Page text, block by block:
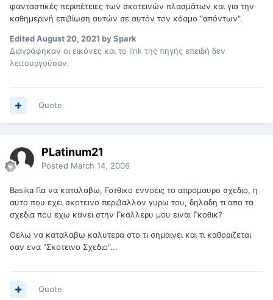
φανταστικές περιπέτειες των σκοτεινών πλασμάτων και για την
καθημερινή επιβίωση αυτών σε αυτόν τον κόσμο "απόντων".
EditedAugust 20, 2021 by Spark
Διαγράφηκαν οι εικόνες και το link της πηγής επειδή δεν
λειτουργούσαν.
Quote
PLatinum21
Posted March 14, 2006
Basika Για να καταλαβω, Γοτθικο εννοεις το απρομαυρο σχεδιο, η
αυτο που εχει σκοτεινο περιβαλλον γυρω του, δηλαδη τι απο τα
σχεδια που εχω κανει στην Γκαλλερυ μου ειναι Γκοθικ?
Θελω να καταλαβω καλυτερα στο τι σημαινει και τι καθοριζεται
σαν ενα "Σκοτεινο Σχεδιο"...
Quote